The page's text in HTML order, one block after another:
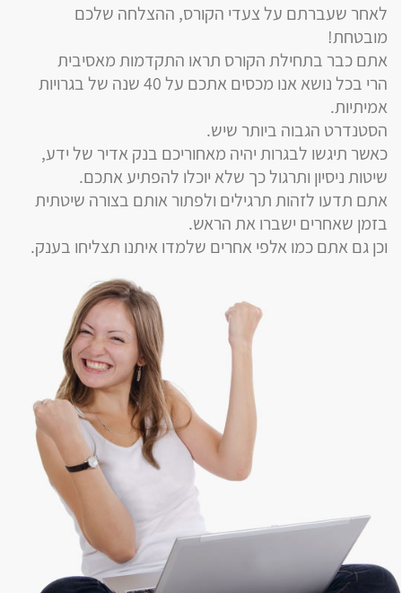
לאחר שעברתם על צעדי הקורס, ההצלחה שלכם
מובטחת!
אתם כבר בתחילת הקורס תראו התקדמות מאסיבית
הרי בכל נושא אנו מכסים אתכם על 40 שנה של בגרויות
אמיתיות.
הסטנדרט הגבוה ביותר שיש.
כאשר תיגשו לבגרות יהיה מאחוריכם בנק אדיר של ידע,
שיטות ניסיון ותרגול כך שלא יוכלו להפתיע אתכם.
אתם תדעו לזהות תרגילים ולפתור אותם בצורה שיטתית
בזמן שאחרים ישברו את הראש.
וכן גם אתם כמו אלפי אחרים שלמדו איתנו תצליחו בענק.